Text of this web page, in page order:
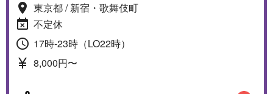
東京都 / 新宿・歌舞伎町
不定休
17時-23時（LO22時）
8,000円〜